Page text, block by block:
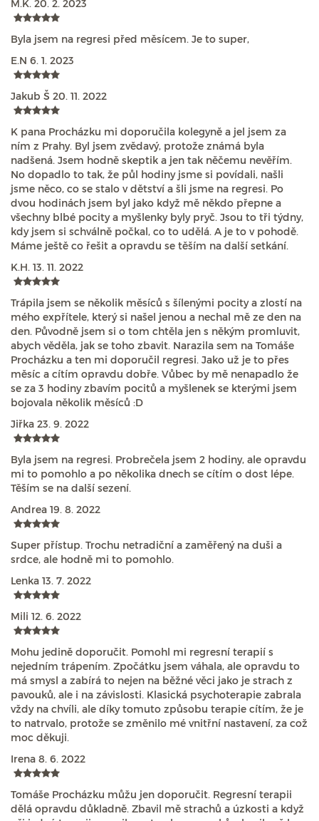
M.K. 20. 2. 2023
Byla jsem na regresi před měsícem. Je to super,
E.N 6. 1. 2023
Jakub Š 20. 11. 2022
K pana Procházku mi doporučila kolegyně a jel jsem za
ním z Prahy. Byl jsem zvědavý, protože známá byla
nadšená. Jsem hodně skeptik a jen tak něčemu nevěřím.
No dopadlo to tak, že půl hodiny jsme si povídali, našli
jsme něco, co se stalo v dětství a šli jsme na regresi. Po
dvou hodinách jsem byl jako když mě někdo přepne a
všechny blbé pocity a myšlenky byly pryč. Jsou to tři týdny,
kdy jsem si schválně počkal, co to udělá. A je to v pohodě.
Máme ještě co řešit a opravdu se těším na další setkání.
K.H. 13. 11. 2022
Trápila jsem se několik měsíců s šílenými pocity a zlostí na
mého expřítele, který si našel jenou a nechal mě ze den na
den. Původně jsem si o tom chtěla jen s někým promluvit,
abych věděla, jak se toho zbavit. Narazila sem na Tomáše
Procházku a ten mi doporučil regresi. Jako už je to přes
měsíc a cítím opravdu dobře. Vůbec by mě nenapadlo že
se za 3 hodiny zbavím pocitů a myšlenek se kterými jsem
bojovala několik měsíců :D
Jiřka 23. 9. 2022
Byla jsem na regresi. Probrečela jsem 2 hodiny, ale opravdu
mi to pomohlo a po několika dnech se cítím o dost lépe.
Těším se na další sezení.
Andrea 19. 8. 2022
Super přístup. Trochu netradiční a zaměřený na duši a
srdce, ale hodně mi to pomohlo.
Lenka 13. 7. 2022
Mili 12. 6. 2022
Mohu jedině doporučit. Pomohl mi regresní terapií s
nejedním trápením. Zpočátku jsem váhala, ale opravdu to
má smysl a zabírá to nejen na běžné věci jako je strach z
pavouků, ale i na závislosti. Klasická psychoterapie zabrala
vždy na chvíli, ale díky tomuto způsobu terapie cítím, že je
to natrvalo, protože se změnilo mé vnitřní nastavení, za což
moc děkuji.
Irena 8. 6. 2022
Tomáše Procházku můžu jen doporučit. Regresní terapii
dělá opravdu důkladně. Zbavil mě strachů a úzkosti a když